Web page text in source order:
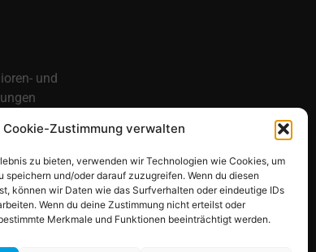
Cookie-Zustimmung verwalten
zu bieten, verwenden wir Technologien wie Cookies, um
speichern und/oder darauf zuzugreifen. Wenn du diesen
können wir Daten wie das Surfverhalten oder eindeutige IDs
Wenn du deine Zustimmung nicht erteilst oder
Merkmale und Funktionen beeinträchtigt werden.
und